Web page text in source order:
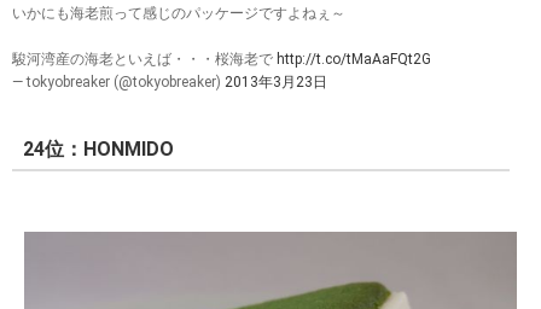
いかにも海老煎って感じのパッケージですよねぇ～
駿河湾産の海老といえば・・・桜海老で http://t.co/tMaAaFQt2G
— tokyobreaker (@tokyobreaker) 2013年3月23日
24位：HONMIDO